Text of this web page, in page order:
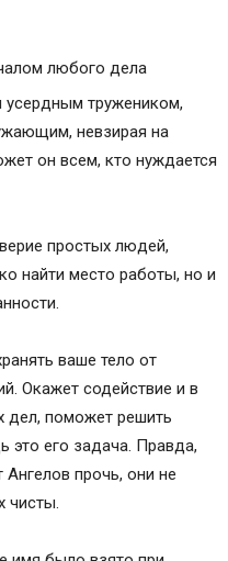
тружеником,
невзирая на
он всем, кто нуждается
простых людей,
найти место работы, но и
ваше тело от
Окажет содействие и в
дел, поможет решить
это его задача. Правда,
прочь, они не
чисты.